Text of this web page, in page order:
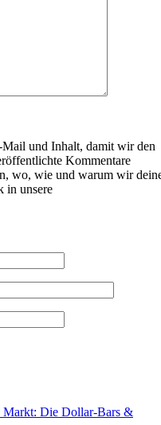
und Inhalt, damit wir den
Kommentare
wo, wie und warum wir
in unsere
Markt: Die Dollar-Bars &